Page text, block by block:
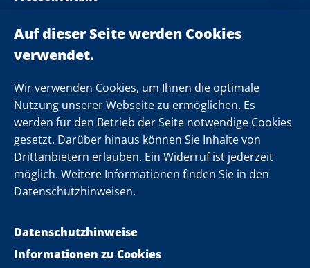
Wir verwenden Cookies, um Ihnen die optimale
Nutzung unserer Webseite zu ermöglichen. Es
werden für den Betrieb der Seite notwendige Cookies
gesetzt. Darüber hinaus können Sie Inhalte von
Drittanbietern erlauben. Ein Widerruf ist jederzeit
möglich. Weitere Informationen finden Sie in den
Datenschutzhinweisen.
Datenschutzhinweise
Informationen zu Cookies
Landeskabinett
Einsamkeit
Folgen Sie uns